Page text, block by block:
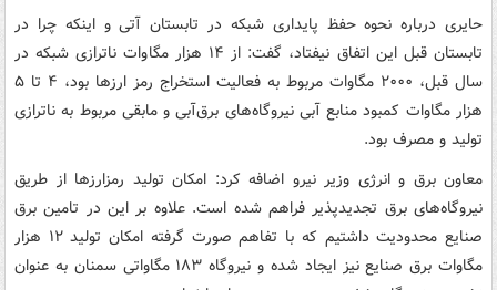
حایری درباره نحوه حفظ پایداری شبکه در تابستان آتی و اینکه چرا در
تابستان قبل این اتفاق نیفتاد، گفت: از ۱۴ هزار مگاوات ناترازی شبکه در
سال قبل، ۲۰۰۰ مگاوات مربوط به فعالیت استخراج رمز ارزها بود، ۴ تا ۵
هزار مگاوات کمبود منابع آبی نیروگاه‌های برق‌آبی و مابقی مربوط به ناترازی
تولید و مصرف بود.
معاون برق و انرژی وزیر نیرو اضافه کرد: امکان تولید رمزارزها از طریق
نیروگاه‌های برق تجدیدپذیر فراهم شده است. علاوه بر این در تامین برق
صنایع محدودیت داشتیم که با تفاهم صورت گرفته امکان تولید ۱۲ هزار
مگاوات برق صنایع نیز ایجاد شده و نیروگاه ۱۸۳ مگاواتی سمنان به عنوان